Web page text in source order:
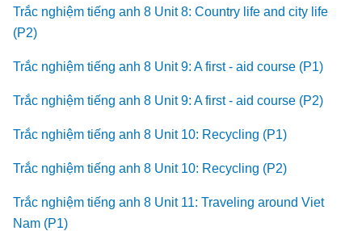
Trắc nghiệm tiếng anh 8 Unit 8: Country life and city life
(P2)
Trắc nghiệm tiếng anh 8 Unit 9: A first - aid course (P1)
Trắc nghiệm tiếng anh 8 Unit 9: A first - aid course (P2)
Trắc nghiệm tiếng anh 8 Unit 10: Recycling (P1)
Trắc nghiệm tiếng anh 8 Unit 10: Recycling (P2)
Trắc nghiệm tiếng anh 8 Unit 11: Traveling around Viet
Nam (P1)